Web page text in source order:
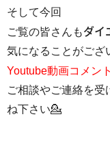
そして今回
ご覧の皆さんもダイ
気になることがござ
Youtube動画コメン
ご相談やご連絡を
ね下さい💁